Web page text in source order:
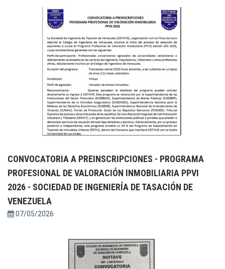
CONVOCATORIA A PREINSCRIPCIONES - PROGRAMA
PROFESIONAL DE VALORACIÓN INMOBILIARIA PPVI
2026 - SOCIEDAD DE INGENIERÍA DE TASACIÓN DE
VENEZUELA
07/05/2026